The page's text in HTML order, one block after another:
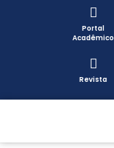
Portal
Acadêmico
Revista